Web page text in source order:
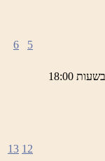
ימי חמישי באתר השחזור בראש פינה מוזמנים לחוויה תרבותית, להנות מהיופי של ראש פינה העתיקה, עם שלל גלריות, דוכנים, הופעות חיות, בירה, ופעילות לילדים ואוכל! הכניסה חופשית! בשעות 18:00
5
6
12
13